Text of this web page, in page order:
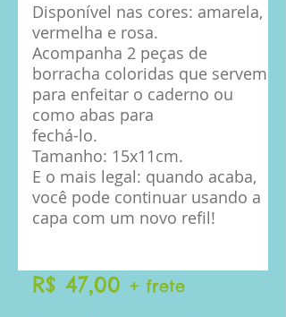
Disponível nas cores: amarela,
vermelha e rosa.
Acompanha 2 peças de
borracha coloridas que servem
para enfeitar o caderno ou
como abas para
fechá-lo.
Tamanho: 15x11cm.
E o mais legal: quando acaba,
você pode continuar usando a
capa com um novo refil!
R$ 47,00 + frete